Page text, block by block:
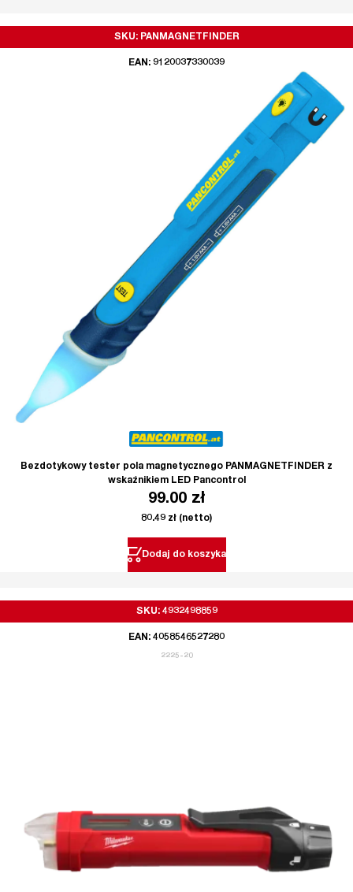
SKU: PANMAGNETFINDER
EAN: 9120037330039
Bezdotykowy tester pola magnetycznego PANMAGNETFINDER z
wskaźnikiem LED Pancontrol
99.00 zł
80.49 zł (netto)
Dodaj do koszyka
SKU: 4932498859
EAN: 4058546527280
2225-20